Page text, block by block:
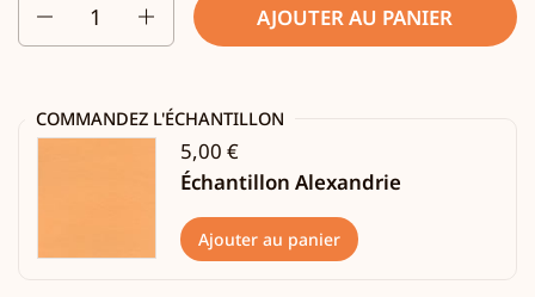
AJOUTER AU PANIER
COMMANDEZ L'ÉCHANTILLON
5,00 €
Échantillon Alexandrie
Ajouter au panier